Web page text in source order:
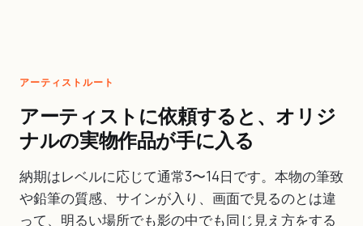
アーティストルート
アーティストに依頼すると、オリジ
ナルの実物作品が手に入る
納期はレベルに応じて通常3〜14日です。本物の筆致
や鉛筆の質感、サインが入り、画面で見るのとは違
って、明るい場所でも影の中でも同じ見え方をする